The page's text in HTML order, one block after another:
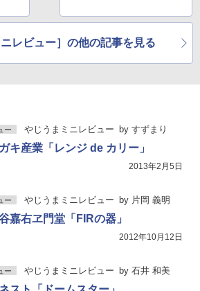
ニレビュー］の他の記事を見る
ー やじうまミニレビュー by すずまり
キ産業「レンジ de カリー」
2013年2月5日
ー やじうまミニレビュー by 片岡 義明
嘉右ヱ門堂「FIRの器」
2012年10月12日
ー やじうまミニレビュー by 石井 和美